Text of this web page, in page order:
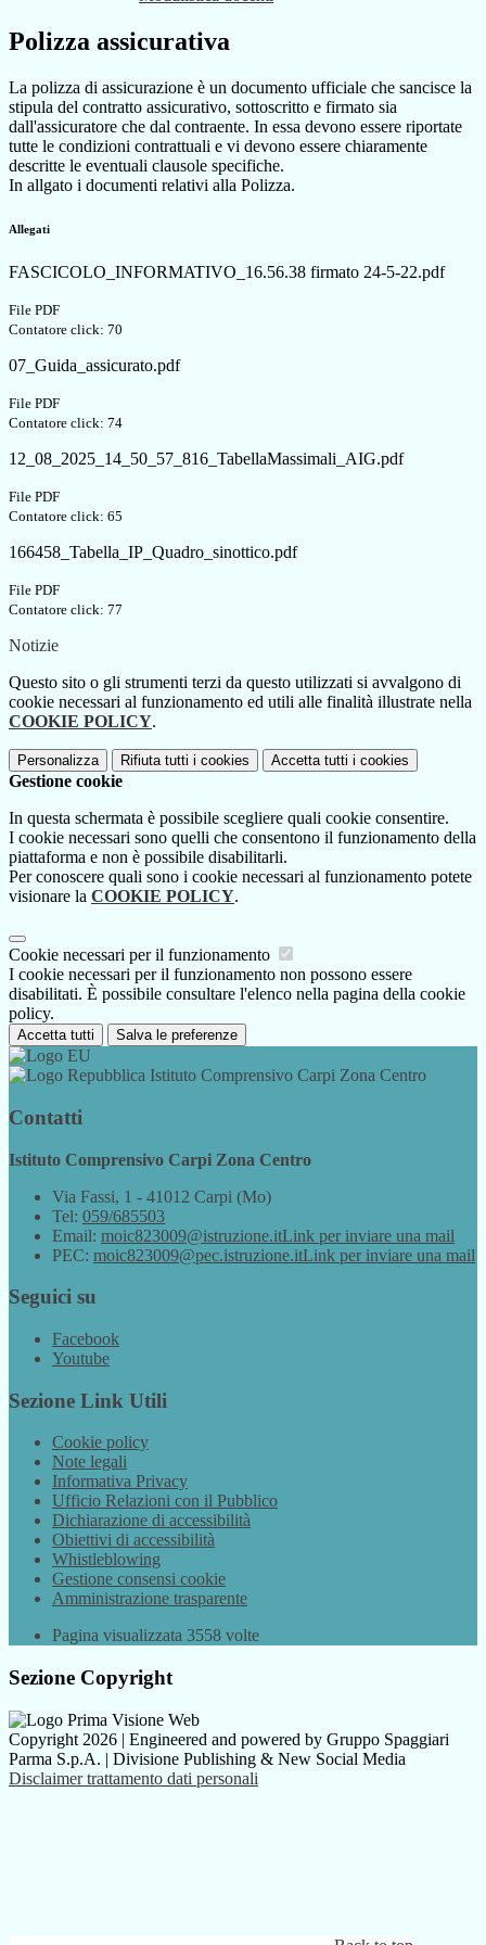
Polizza assicurativa
La polizza di assicurazione è un documento ufficiale che sancisce la
stipula del contratto assicurativo, sottoscritto e firmato sia
dall'assicuratore che dal contraente. In essa devono essere riportate
tutte le condizioni contrattuali e vi devono essere chiaramente
descritte le eventuali clausole specifiche.
In allgato i documenti relativi alla Polizza.
Allegati
FASCICOLO_INFORMATIVO_16.56.38 firmato 24-5-22.pdf
File PDF
Contatore click: 70
07_Guida_assicurato.pdf
File PDF
Contatore click: 74
12_08_2025_14_50_57_816_TabellaMassimali_AIG.pdf
File PDF
Contatore click: 65
166458_Tabella_IP_Quadro_sinottico.pdf
File PDF
Contatore click: 77
Notizie
Questo sito o gli strumenti terzi da questo utilizzati si avvalgono di
cookie necessari al funzionamento ed utili alle finalità illustrate nella
COOKIE POLICY.
Personalizza Rifiuta tutti i cookies Accetta tutti i cookies
Gestione cookie
In questa schermata è possibile scegliere quali cookie consentire.
I cookie necessari sono quelli che consentono il funzionamento della
piattaforma e non è possibile disabilitarli.
Per conoscere quali sono i cookie necessari al funzionamento potete
visionare la COOKIE POLICY.
Cookie necessari per il funzionamento
I cookie necessari per il funzionamento non possono essere
disabilitati. È possibile consultare l'elenco nella pagina della cookie
policy.
Accetta tutti Salva le preferenze
Istituto Comprensivo Carpi Zona Centro
Contatti
Istituto Comprensivo Carpi Zona Centro
Via Fassi, 1 - 41012 Carpi (Mo)
Tel: 059/685503
Email: moic823009@istruzione.itLink per inviare una mail
PEC: moic823009@pec.istruzione.itLink per inviare una mail
Seguici su
Facebook
Youtube
Sezione Link Utili
Cookie policy
Note legali
Informativa Privacy
Ufficio Relazioni con il Pubblico
Dichiarazione di accessibilità
Obiettivi di accessibilità
Whistleblowing
Gestione consensi cookie
Amministrazione trasparente
Pagina visualizzata 3558 volte
Sezione Copyright
Copyright 2026 | Engineered and powered by Gruppo Spaggiari
Parma S.p.A. | Divisione Publishing & New Social Media
Disclaimer trattamento dati personali